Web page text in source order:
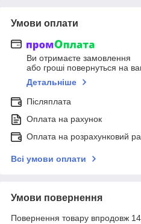
Умови оплати
Ви отримаєте замовлення
або гроші повернуться на
Детальніше
Післяплата
Оплата на рахунок
Оплата на розрахунковий
Всі умови оплати
Умови повернення
Повернення товару впродовж 14